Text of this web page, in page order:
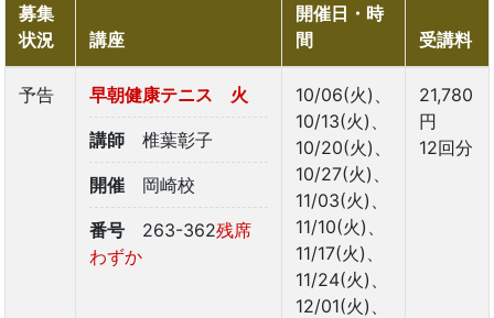
募集
状況
講座
開催日・時
間
受講料
予告 早朝健康テニス 火
講師 椎葉彰子
開催 岡崎校
番号 263-362残席
わずか
10/06(火)、
10/13(火)、
10/20(火)、
10/27(火)、
11/03(火)、
11/10(火)、
11/17(火)、
11/24(火)、
12/01(火)、
21,780
円
12回分